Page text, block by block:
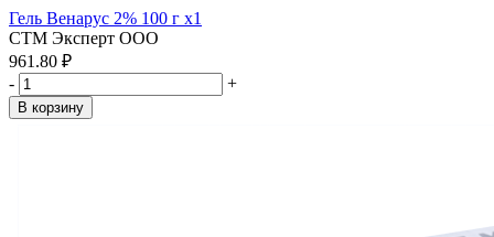
Гель Венарус 2% 100 г x1
СТМ Эксперт ООО
961.80 ₽
-
+
В корзину